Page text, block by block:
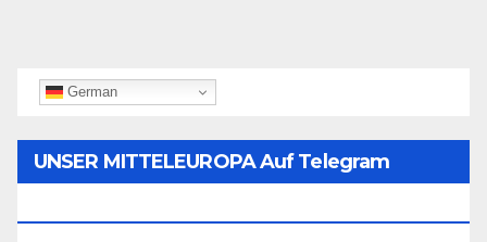
German
UNSER MITTELEUROPA Auf Telegram